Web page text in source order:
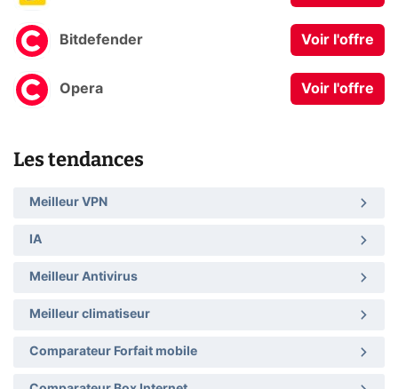
Bitdefender Voir l'offre
Opera Voir l'offre
Les tendances
Meilleur VPN
IA
Meilleur Antivirus
Meilleur climatiseur
Comparateur Forfait mobile